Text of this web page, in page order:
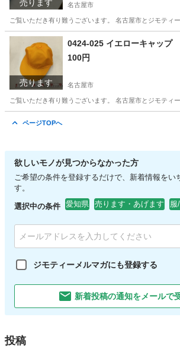
売ります 名古屋市
ご覧いただき有り難うございます。 名古屋市とジモテ
愛知 名古屋市 リユース
売ります
0424-025 イエローキャッ
100円
名古屋市
ご覧いただき有り難うございます。 名古屋市とジモテ
ページTOPへ
欲しいモノが見つからなかった方
ご希望の条件を登録するだけで、新着情報をい
す。
選択中の条件 愛知県 売ります・あげます 服
ジモティーメルマガにも登録する
新着投稿の通知をメールで
投稿